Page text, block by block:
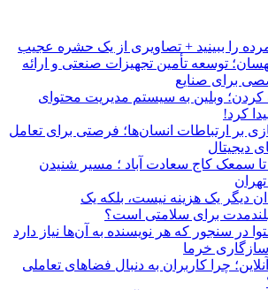
را ببینید + تصاویری از یک حشره عجیب
توسعه تأمین تجهیزات صنعتی و ارائه
برای صنایع
وبلین به سیستم مدیریت محتوای
کرد!
بر ارتباطات انسان‌ها؛ فرصتی برای تعامل
دیجیتال
سمعک کاج سعادت آباد ؛ مسیر شنیدن
دیگر یک هزینه نیست، بلکه یک
برای سلامتی است؟
خرما
آنلاین؛ چرا کاربران به دنبال فضاهای تعاملی